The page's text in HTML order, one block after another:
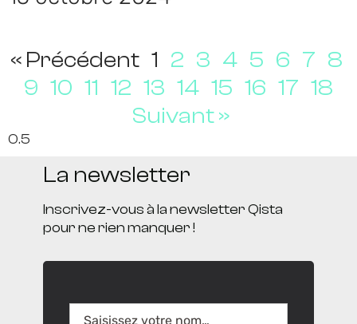
« Précédent 1 2 3 4 5 6 7 8
9 10 11 12 13 14 15 16 17 18
Suivant »
La newsletter
Inscrivez-vous à la newsletter Qista
pour ne rien manquer !